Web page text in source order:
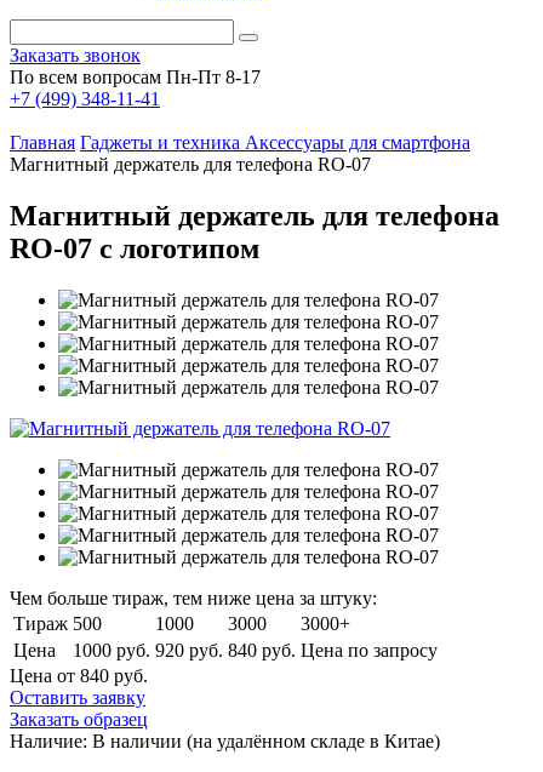
Заказать звонок
По всем вопросам Пн-Пт 8-17
+7 (499) 348-11-41
Главная Гаджеты и техника Аксессуары для смартфона
Магнитный держатель для телефона RO-07
Магнитный держатель для телефона
RO-07 с логотипом
Чем больше тираж, тем ниже цена за штуку:
Тираж 500 1000 3000
3000+
Цена
1000 руб. 920 руб. 840 руб. Цена по запросу
Цена от 840 руб.
Оставить заявку
Заказать образец
Наличие: В наличии (на удалённом складе в Китае)